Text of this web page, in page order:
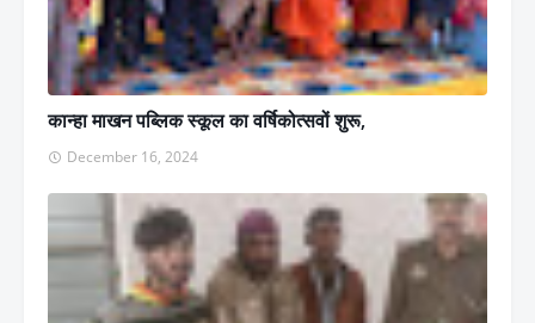
कान्हा माखन पब्लिक स्कूल का वर्षिकोत्सवों शुरू,
December 16, 2024